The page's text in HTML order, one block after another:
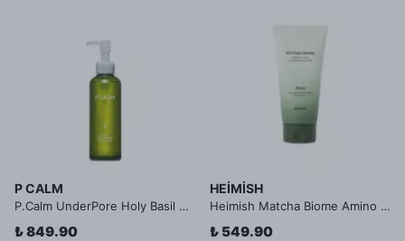
P CALM
P.Calm UnderPore Holy Basil Cleansing Oil - Kutsal Fesleğen Özlü Siyah Nokta Karşıtı Temizleme Yağı
₺ 849.90
HEIMISH
Heimish Matcha Biome Amino Acne Cleansing Foam - Matcha Özlü Akne Karşıtı Köpük Temizleyici
₺ 549.90